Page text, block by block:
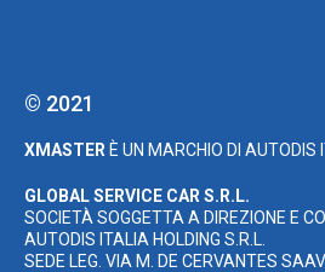
© 2021
XMASTER È UN MARCHIO DI AUTODIS
GLOBAL SERVICE CAR S.R.L.
SOCIETÀ SOGGETTA A DIREZIONE E
AUTODIS ITALIA HOLDING S.R.L.
SEDE LEG. VIA M. DE CERVANTES